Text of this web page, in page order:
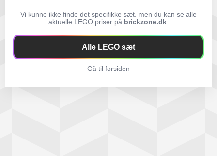
Vi kunne ikke finde det specifikke sæt, men du kan se alle
aktuelle LEGO priser på brickzone.dk
Alle LEGO sæt
Gå til forsiden